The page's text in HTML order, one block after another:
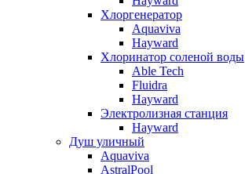
Хлоргенератор
Aquaviva
Hayward
Хлоринатор соленой воды
Able Tech
Fluidra
Hayward
Электролизная станция
Hayward
Душ уличный
Aquaviva
AstralPool